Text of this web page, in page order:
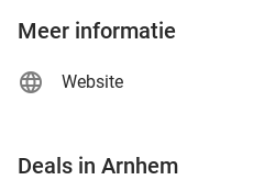
Meer informatie
Website
Deals in Arnhem